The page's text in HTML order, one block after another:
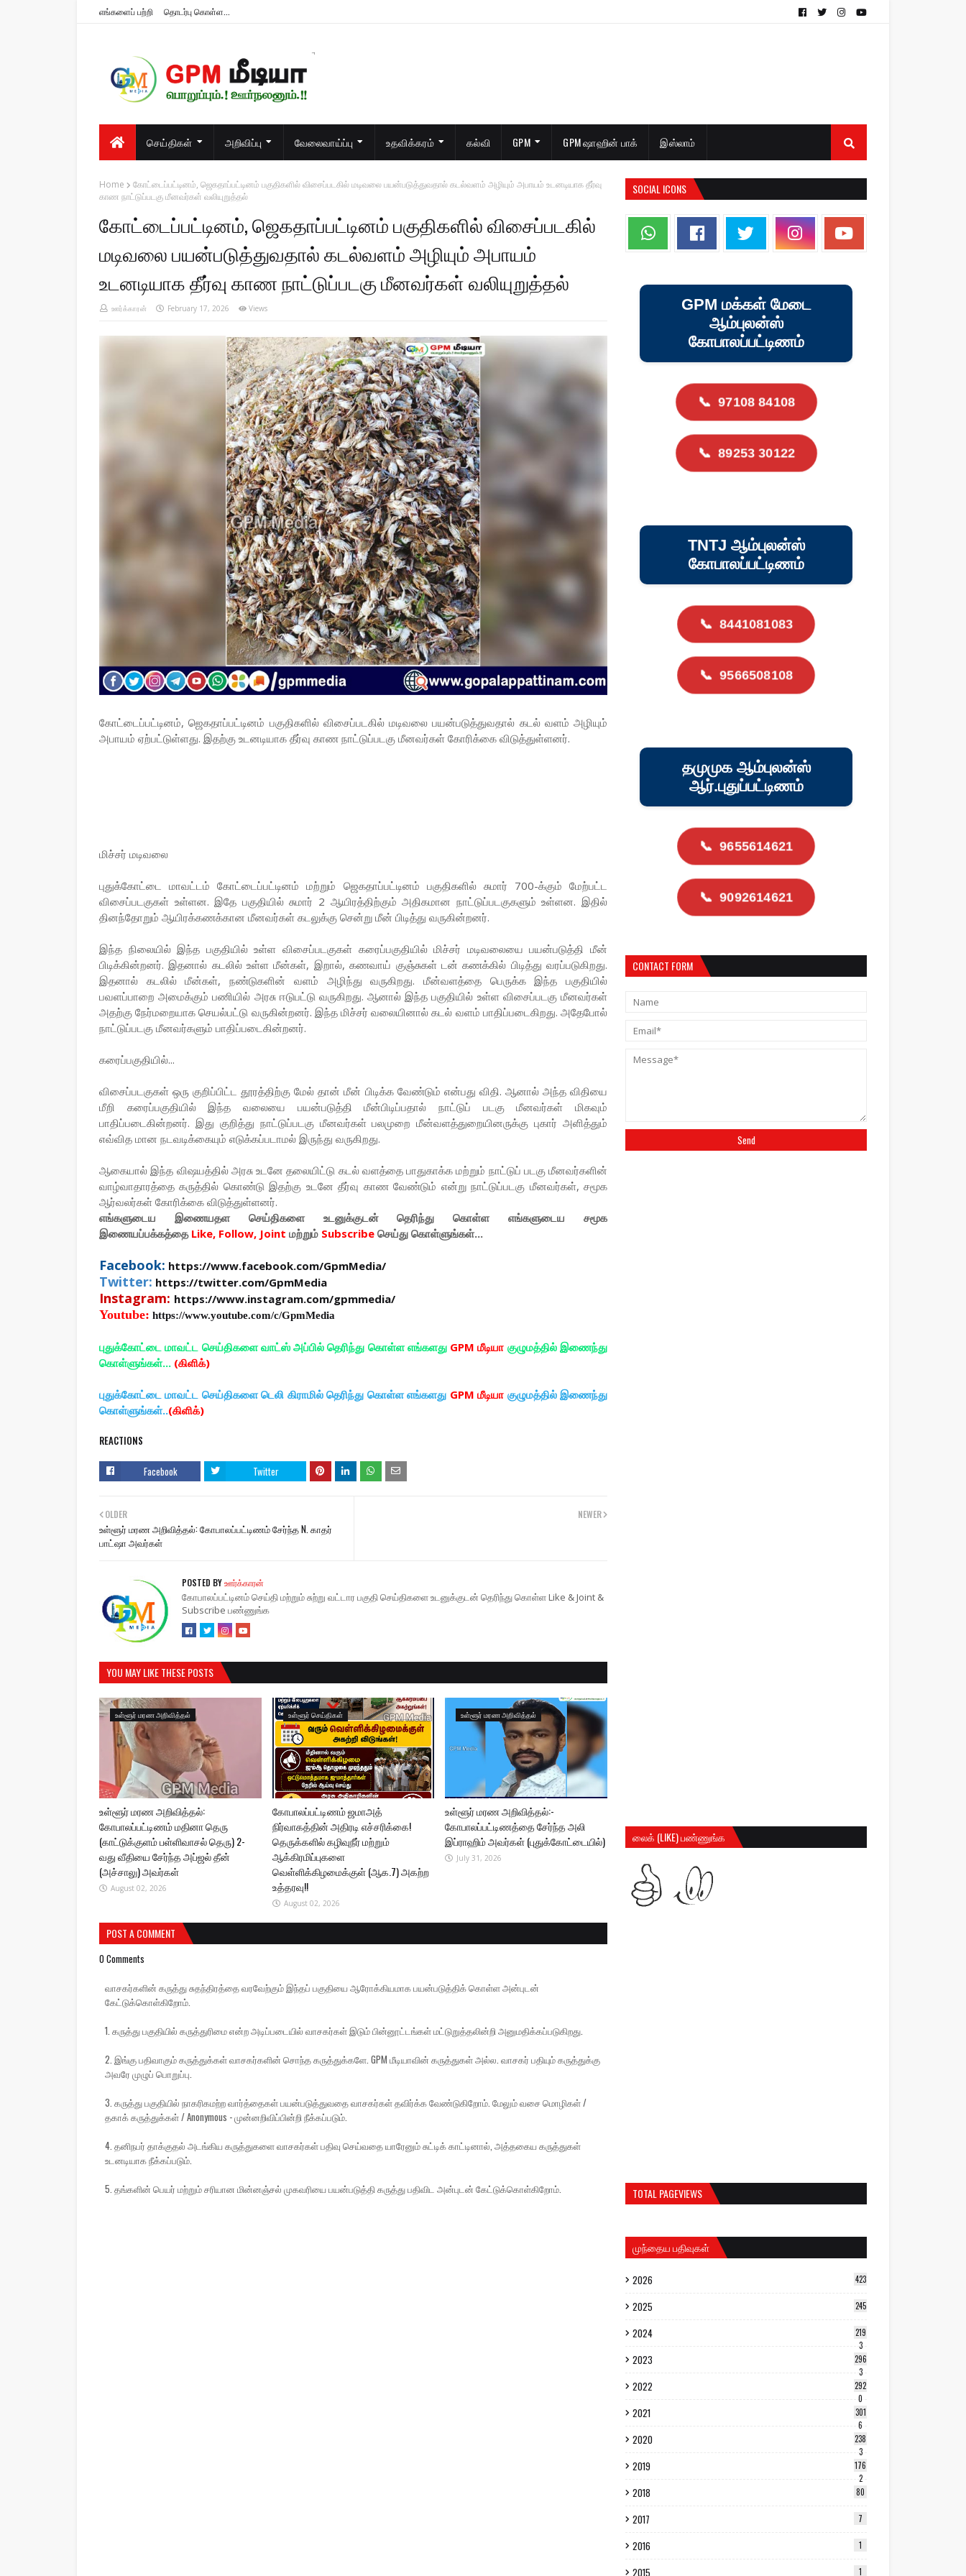
எங்களைப் பற்றி தொடர்பு கொள்ள...
செய்திகள்
அறிவிப்பு வேலைவாய்ப்பு உதவிக்கரம் கல்வி GPM GPM ஷாஹின் பாக் இஸ்லாம்
Home
கோட்டைப்பட்டினம், ஜெகதாப்பட்டினம் பகுதிகளில் விசைப்படகில் மடிவலை பயன்படுத்துவதால் கடல்வளம் அழியும் அபாயம் உடனடியாக தீர்வு
காண நாட்டுப்படகு மீனவர்கள் வலியுறுத்தல்
கோட்டைப்பட்டினம், ஜெகதாப்பட்டினம் பகுதிகளில் விசைப்படகில்
மடிவலை பயன்படுத்துவதால் கடல்வளம் அழியும் அபாயம்
உடனடியாக தீர்வு காண நாட்டுப்படகு மீனவர்கள் வலியுறுத்தல்
ஊர்க்காரன் February 17, 2026 Views
கோட்டைப்பட்டினம், ஜெகதாப்பட்டினம் பகுதிகளில் விசைப்படகில் மடிவலை பயன்படுத்துவதால் கடல் வளம் அழியும்
அபாயம் ஏற்பட்டுள்ளது. இதற்கு உடனடியாக தீர்வு காண நாட்டுப்படகு மீனவர்கள் கோரிக்கை விடுத்துள்ளனர்.
மிச்சர் மடிவலை
புதுக்கோட்டை மாவட்டம் கோட்டைப்பட்டினம் மற்றும் ஜெகதாப்பட்டினம் பகுதிகளில் சுமார் 700-க்கும் மேற்பட்ட
விசைப்படகுகள் உள்ளன. இதே பகுதியில் சுமார் 2 ஆயிரத்திற்கும் அதிகமான நாட்டுப்படகுகளும் உள்ளன. இதில்
தினந்தோறும் ஆயிரக்கணக்கான மீனவர்கள் கடலுக்கு சென்று மீன் பிடித்து வருகின்றனர்.
இந்த நிலையில் இந்த பகுதியில் உள்ள விசைப்படகுகள் கரைப்பகுதியில் மிச்சர் மடிவலையை பயன்படுத்தி மீன்
பிடிக்கின்றனர். இதனால் கடலில் உள்ள மீன்கள், இறால், கணவாய் குஞ்சுகள் டன் கணக்கில் பிடித்து வரப்படுகிறது.
இதனால் கடலில் மீன்கள், நண்டுகளின் வளம் அழிந்து வருகிறது. மீன்வளத்தை பெருக்க இந்த பகுதியில்
பவளப்பாறை அமைக்கும் பணியில் அரசு ஈடுபட்டு வருகிறது. ஆனால் இந்த பகுதியில் உள்ள விசைப்படகு மீனவர்கள்
அதற்கு நேர்மறையாக செயல்பட்டு வருகின்றனர். இந்த மிச்சர் வலையினால் கடல் வளம் பாதிப்படைகிறது. அதேபோல்
நாட்டுப்படகு மீனவர்களும் பாதிப்படைகின்றனர்.
கரைப்பகுதியில்...
விசைப்படகுகள் ஒரு குறிப்பிட்ட தூரத்திற்கு மேல் தான் மீன் பிடிக்க வேண்டும் என்பது விதி. ஆனால் அந்த விதியை
மீறி கரைப்பகுதியில் இந்த வலையை பயன்படுத்தி மீன்பிடிப்பதால் நாட்டுப் படகு மீனவர்கள் மிகவும்
பாதிப்படைகின்றனர். இது குறித்து நாட்டுப்படகு மீனவர்கள் பலமுறை மீன்வளத்துறையினருக்கு புகார் அளித்தும்
எவ்வித மான நடவடிக்கையும் எடுக்கப்படாமல் இருந்து வருகிறது.
ஆகையால் இந்த விஷயத்தில் அரசு உடனே தலையிட்டு கடல் வளத்தை பாதுகாக்க மற்றும் நாட்டுப் படகு மீனவர்களின்
வாழ்வாதாரத்தை கருத்தில் கொண்டு இதற்கு உடனே தீர்வு காண வேண்டும் என்று நாட்டுப்படகு மீனவர்கள், சமூக
ஆர்வலர்கள் கோரிக்கை விடுத்துள்ளனர்.
எங்களுடைய இணையதள செய்திகளை உடனுக்குடன் தெரிந்து கொள்ளஎங்களுடைய சமூக
இணையப்பக்கத்தை Like, Follow, Joint மற்றும் Subscribe செய்து கொள்ளுங்கள்...
Facebook: https://www.facebook.com/GpmMedia/
Twitter: https://twitter.com/GpmMedia
Instagram: https://www.instagram.com/gpmmedia/
Youtube: https://www.youtube.com/c/GpmMedia
புதுக்கோட்டை மாவட்ட செய்திகளை வாட்ஸ் அப்பில் தெரிந்து கொள்ள எங்களது GPM மீடியா குழுமத்தில் இணைந்து
கொள்ளுங்கள்... (கிளிக்)
புதுக்கோட்டை மாவட்ட செய்திகளை டெலி கிராமில் தெரிந்து கொள்ள எங்களது GPM மீடியா குழுமத்தில் இணைந்து
கொள்ளுங்கள்..(கிளிக்)
REACTIONS
Facebook Twitter
NEWER
OLDER
உள்ளூர் மரண அறிவித்தல்: கோபாலப்பட்டிணம் சேர்ந்த N. காதர்
பாட்ஷா அவர்கள்
POSTED BYஊர்க்காரன்
கோபாலப்பட்டினம் செய்தி மற்றும் சுற்று வட்டார பகுதி செய்திகளை உடனுக்குடன் தெரிந்து கொள்ள Like & Joint &
Subscribe பண்ணுங்க
YOU MAY LIKE THESE POSTS
உள்ளூர் மரண அறிவித்தல்
உள்ளூர் மரண அறிவித்தல்:
கோபாலப்பட்டிணம் மதினா தெரு
(காட்டுக்குளம் பள்ளிவாசல் தெரு) 2-
வது வீதியை சேர்ந்த அப்ஜல் தீன்
(அச்சாலு) அவர்கள்
August 02, 2026
உள்ளூர் செய்திகள்
கோபாலப்பட்டிணம் ஜமாஅத்
நிர்வாகத்தின் அதிரடி எச்சரிக்கை!
தெருக்களில் கழிவுநீர் மற்றும்
ஆக்கிரமிப்புகளை
வெள்ளிக்கிழமைக்குள் (ஆக.7) அகற்ற
உத்தரவு!!
August 02, 2026
உள்ளூர் மரண அறிவித்தல்
உள்ளூர் மரண அறிவித்தல்:-
கோபாலப்பட்டிணத்தை சேர்ந்த அலி
இப்ராஹிம் அவர்கள் (புதுக்கோட்டையில்)
July 31, 2026
POST A COMMENT
0 Comments
வாசகர்களின் கருத்து சுதந்திரத்தை வரவேற்கும் இந்தப் பகுதியை ஆரோக்கியமாக பயன்படுத்திக் கொள்ள அன்புடன்
கேட்டுக்கொள்கிறோம்.
1. கருத்து பகுதியில் கருத்துரிமை என்ற அடிப்படையில் வாசகர்கள் இடும் பின்னூட்டங்கள் மட்டுறுத்தலின்றி அனுமதிக்கப்படுகிறது.
2. இங்கு பதிவாகும் கருத்துக்கள் வாசகர்களின் சொந்த கருத்துக்களே. GPM மீடியாவின் கருத்துகள் அல்ல. வாசகர் பதியும் கருத்துக்கு
அவரே முழுப் பொறுப்பு.
3. கருத்து பகுதியில் நாகரிகமற்ற வார்த்தைகள் பயன்படுத்துவதை வாசகர்கள் தவிர்க்க வேண்டுகிறோம். மேலும் வசை மொழிகள் /
தகாக் கருத்துக்கள் / Anonymous - முன்னறிவிப்பின்றி நீக்கப்படும்.
4. தனிநபர் தாக்குதல் அடங்கிய கருத்துகளை வாசகர்கள் பதிவு செய்வதை யாரேனும் சுட்டிக் காட்டினால், அத்தகைய கருத்துகள்
உடனடியாக நீக்கப்படும்.
5. தங்களின் பெயர் மற்றும் சரியான மின்னஞ்சல் முகவரியை பயன்படுத்தி கருத்து பதிவிட அன்புடன் கேட்டுக்கொள்கிறோம்.
SOCIAL ICONS
GPM மக்கள் மேடை
ஆம்புலன்ஸ்
கோபாலப்பட்டிணம்
📞 97108 84108
📞 89253 30122
TNTJ ஆம்புலன்ஸ்
கோபாலப்பட்டிணம்
📞 8441081083
📞 9566508108
தமுமுக ஆம்புலன்ஸ்
ஆர்.புதுப்பட்டிணம்
📞 9655614621
📞 9092614621
CONTACT FORM
லைக் (LIKE) பண்ணுங்க
TOTAL PAGEVIEWS
முந்தைய பதிவுகள்
2026 423
2025 245
2024
219
3
2023
296
3
2022
292
0
2021
301
6
2020
238
3
2019
176
2
2018 80
2017 7
2016 1
2015 1